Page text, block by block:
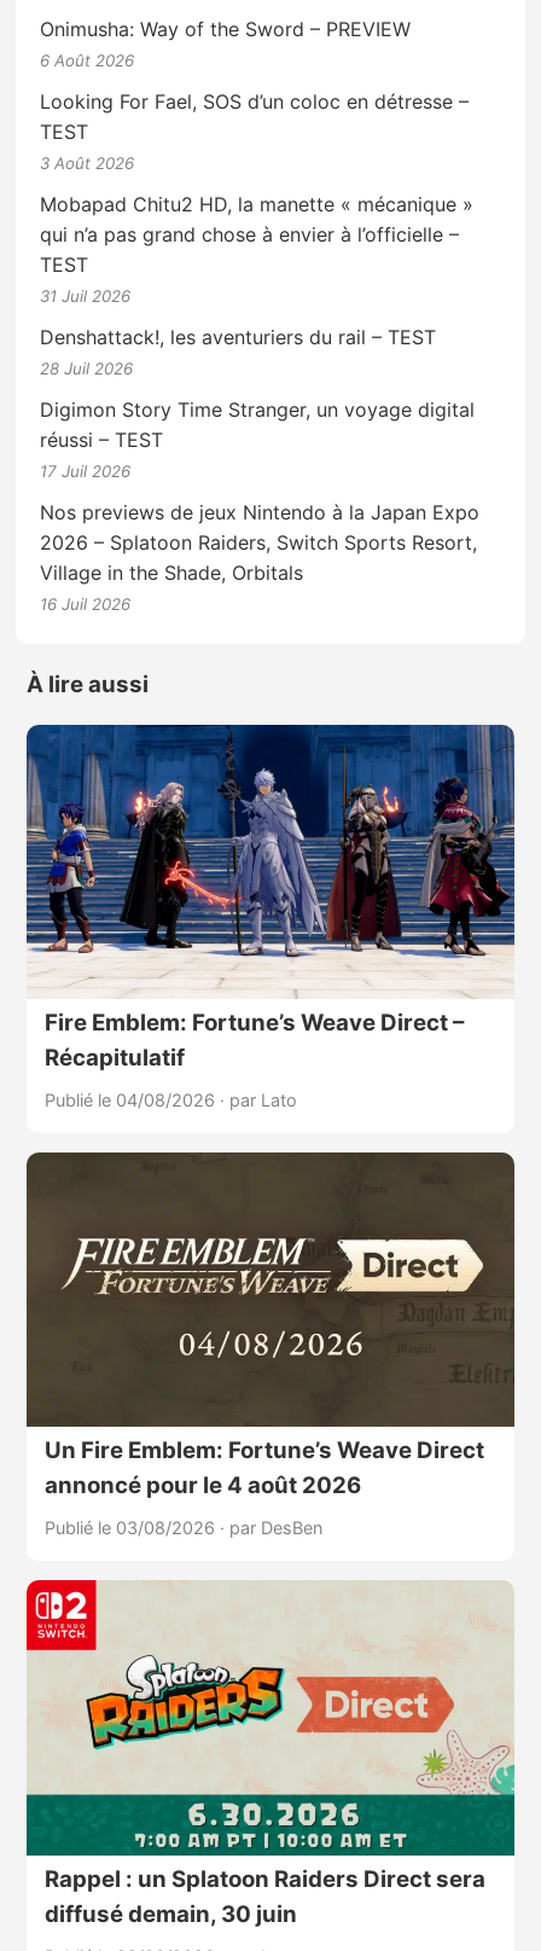
Onimusha: Way of the Sword – PREVIEW
6 Août 2026
Looking For Fael, SOS d’un coloc en détresse –
TEST
3 Août 2026
Mobapad Chitu2 HD, la manette « mécanique »
qui n’a pas grand chose à envier à l’officielle –
TEST
31 Juil 2026
Denshattack!, les aventuriers du rail – TEST
28 Juil 2026
Digimon Story Time Stranger, un voyage digital
réussi – TEST
17 Juil 2026
Nos previews de jeux Nintendo à la Japan Expo
2026 – Splatoon Raiders, Switch Sports Resort,
Village in the Shade, Orbitals
16 Juil 2026
À lire aussi
Fire Emblem: Fortune’s Weave Direct –
Récapitulatif
Publié le 04/08/2026 · par Lato
Un Fire Emblem: Fortune’s Weave Direct
annoncé pour le 4 août 2026
Publié le 03/08/2026 · par DesBen
Rappel : un Splatoon Raiders Direct sera
diffusé demain, 30 juin